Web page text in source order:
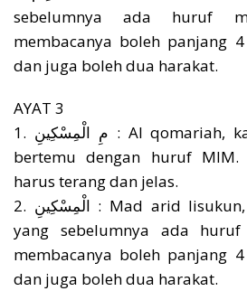
sebelumnya ada huruf
membacanya boleh panjang
dan juga boleh dua harakat.
AYAT 3
1. مِ الْمِسْكِينِ : Al qomariah, karena ada huruf ال
bertemu dengan huruf MIM.
harus terang dan jelas.
2. الْمِسْكِينِ : Mad arid lisukun, karena ada waqaf
yang sebelumnya ada
membacanya boleh panjang
dan juga boleh dua harakat.